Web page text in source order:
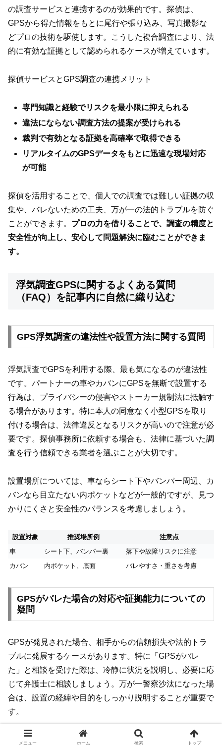
の調査サービスと連携するのが効果的です。探偵は、
GPSから得た情報をもとに尾行や張り込み、写真撮影な
どプロの技術を駆使します。こうした複合調査により、法
的に有効な証拠として認められるケースが増えています。
探偵サービスとGPS調査の連携メリット
専門知識と経験でリスクを最小限に抑えられる
違法にならない調査方法の提案が受けられる
裁判で有効となる証拠を高確率で取得できる
リアルタイムのGPSデータをもとに迅速な現場対応
が可能
探偵を活用することで、個人での調査では難しい証拠の収
集や、バレないための工夫、万が一の法的トラブルを防ぐ
ことができます。 プロの力を借りることで、調査の精度と
安全性が向上し、安心して問題解決に臨むことができま
す。
浮気調査GPSに関するよくある質問
（FAQ）を記事内に自然に織り込む
GPS浮気調査の違法性や設置方法に関する質問
浮気調査でGPSを利用する際、最も気になるのが違法性
です。パートナーの車やカバンにGPSを無断で設置する
行為は、プライバシーの侵害やストーカー規制法に抵触す
る場合があります。特に本人の同意なく小型GPSを取り
付ける場合は、法律違反となるリスクが高いので注意が必
要です。探偵事務所に依頼する場合も、法律に基づいた調
査を行う信頼できる業者を選ぶことが大切です。
設置場所については、車ならシート下やバンパー周辺、カ
バンなら目立たない内ポケットなどが一般的ですが、見つ
かりにくさと安全性のバランスを考慮しましょう。
設置対象 推奨場所例
注意点
車
シート下、バンパー裏
落下や故障リスクに注意
カバン
内ポケット、底面 バレやすさ・重さを考慮
GPSがバレた場合の対応や証拠能力についての
疑問
GPSが発見された場合、相手からの信頼損失や法的トラ
ブルに発展するケースがあります。特に「GPSがバレ
た」と相談を受けた際は、冷静に状況を説明し、必要に応
じて弁護士に相談しましょう。万が一警察沙汰になった場
合は、設置の経緯や目的をしっかり説明することが重要で
す。
また、GPSの位置情報だけでは浮気の決定的証拠とは見
メニュー ホーム 検索 トップ